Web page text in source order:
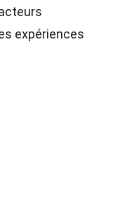
expériences